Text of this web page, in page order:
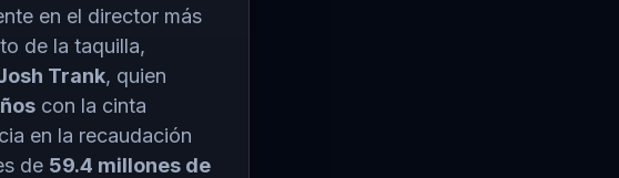
en el director más
de la taquilla,
Trank, quien
con la cinta
en la recaudación
de 59.4 millones de